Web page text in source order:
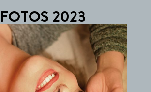
FOTOS 2023